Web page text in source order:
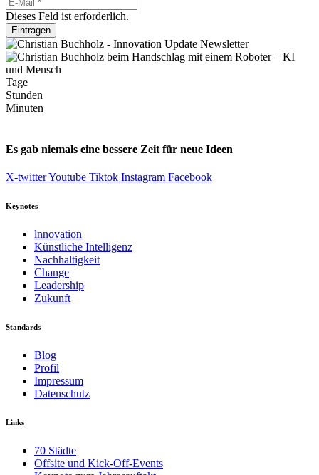
Dieses Feld ist erforderlich.
Eintragen
Tage
Stunden
Minuten
Es gab niemals eine bessere Zeit für neue Ideen
X-twitterYoutube Tiktok Instagram Facebook
Keynotes
lnnovation
Künstliche Intelligenz
Nachhaltigkeit
Change
Leadership
Zukunft
Standards
Blog
Profil
Impressum
Datenschutz
Links
70 Städte
Offsite und Kick-Off-Events